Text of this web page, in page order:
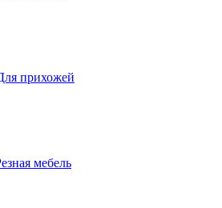
прихожей
мебель